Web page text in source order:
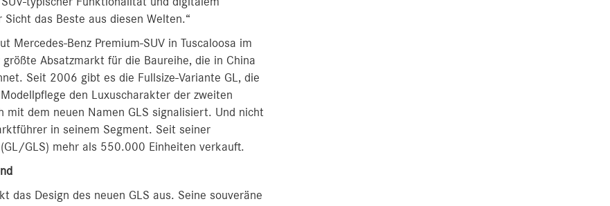
das Beste aus diesen Welten.“
Benz Premium-SUV in Tuscaloosa im
Absatzmarkt für die Baureihe, die in China
Seit 2006 gibt es die Fullsize-Variante GL, die
den Luxuscharakter der zweiten
mit dem neuen Namen GLS signalisiert. Und nicht
in seinem Segment. Seit seiner
GLS) mehr als 550.000 Einheiten verkauft.
das Design des neuen GLS aus. Seine souveräne